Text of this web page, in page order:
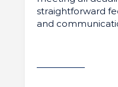
straightforward
and